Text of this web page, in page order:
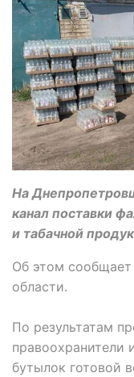
На
канал поставки
и табачной
Об этом
области.
По результатам
правоохранители
бутылок готовой